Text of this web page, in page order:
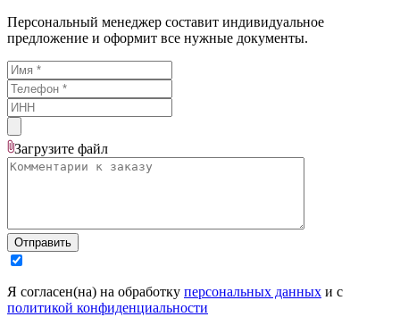
Персональный менеджер составит индивидуальное
предложение и оформит все нужные документы.
Загрузите файл
Отправить
Я согласен(на) на обработку персональных данных и с
политикой конфиденциальности